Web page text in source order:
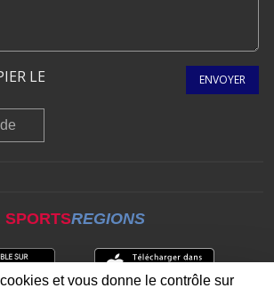
LE
ENVOYER
SPORTSREGIONS
et vous donne le contrôle sur